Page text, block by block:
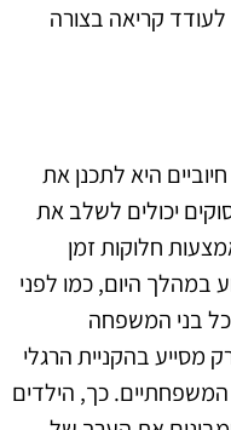
לעודד קריאה בצורה
היא לתכנן את
יכולים לשלב את
חלוקות זמן
במהלך היום, כמו לפני
בני המשפחה
מסייע בהקניית הרגלי
כך, הילדים